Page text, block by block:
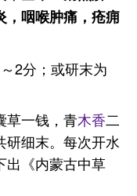
，咽喉肿痛，疮痈
2分；或研末为
草一钱，青木香二
研细末。每次开水
出《内蒙古中草